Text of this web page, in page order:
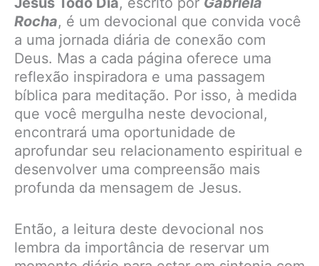
Rocha, é um devocional que convida você
a uma jornada diária de conexão com
Deus. Mas a cada página oferece uma
reflexão inspiradora e uma passagem
bíblica para meditação. Por isso, à medida
que você mergulha neste devocional,
encontrará uma oportunidade de
aprofundar seu relacionamento espiritual e
desenvolver uma compreensão mais
profunda da mensagem de Jesus.
Então, a leitura deste devocional nos
lembra da importância de reservar um